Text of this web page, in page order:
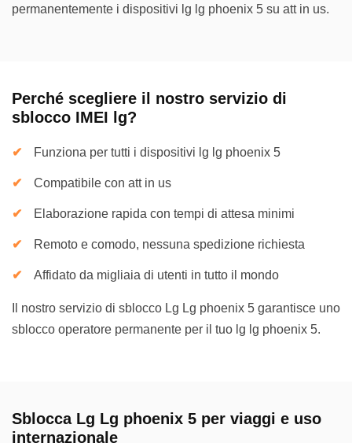
permanentemente i dispositivi lg lg phoenix 5 su att in us.
Perché scegliere il nostro servizio di
sblocco IMEI lg?
Funziona per tutti i dispositivi lg lg phoenix 5
Compatibile con att in us
Elaborazione rapida con tempi di attesa minimi
Remoto e comodo, nessuna spedizione richiesta
Affidato da migliaia di utenti in tutto il mondo
Il nostro servizio di sblocco Lg Lg phoenix 5 garantisce uno
sblocco operatore permanente per il tuo lg lg phoenix 5.
Sblocca Lg Lg phoenix 5 per viaggi e uso
internazionale